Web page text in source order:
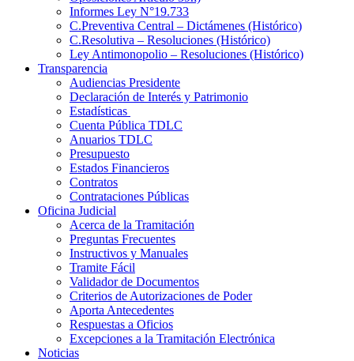
Informes Ley N°19.733
C.Preventiva Central – Dictámenes (Histórico)
C.Resolutiva – Resoluciones (Histórico)
Ley Antimonopolio – Resoluciones (Histórico)
Transparencia
Audiencias Presidente
Declaración de Interés y Patrimonio
Estadísticas
Cuenta Pública TDLC
Anuarios TDLC
Presupuesto
Estados Financieros
Contratos
Contrataciones Públicas
Oficina Judicial
Acerca de la Tramitación
Preguntas Frecuentes
Instructivos y Manuales
Tramite Fácil
Validador de Documentos
Criterios de Autorizaciones de Poder
Aporta Antecedentes
Respuestas a Oficios
Excepciones a la Tramitación Electrónica
Noticias